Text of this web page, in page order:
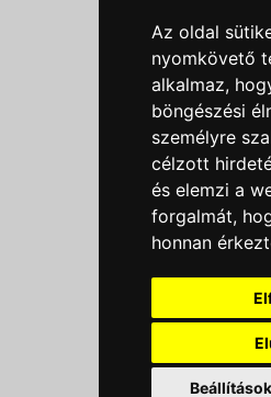
Az oldal
nyomkövető
alkalmaz,
böngészési
személyre
célzott
és elemzi a
forgalmát,
honnan
Outlet nap
Süti
Menü
Szakmai tippek /
Letölthető
Rólunk